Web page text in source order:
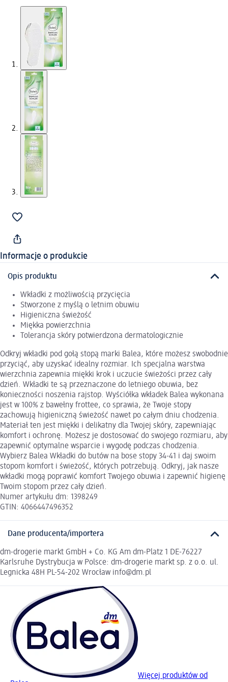
Informacje o produkcie
Opis produktu
Wkładki z możliwością przycięcia
Stworzone z myślą o letnim obuwiu
Higieniczna świeżość
Miękka powierzchnia
Tolerancja skóry potwierdzona dermatologicznie
Odkryj wkładki pod gołą stopą marki Balea, które możesz swobodnie
przyciąć, aby uzyskać idealny rozmiar. Ich specjalna warstwa
wierzchnia zapewnia miękki krok i uczucie świeżości przez cały
dzień. Wkładki te są przeznaczone do letniego obuwia, bez
konieczności noszenia rajstop. Wyściółka wkładek Balea wykonana
jest w 100% z bawełny frottee, co sprawia, że Twoje stopy
zachowują higieniczną świeżość nawet po całym dniu chodzenia.
Materiał ten jest miękki i delikatny dla Twojej skóry, zapewniając
komfort i ochronę. Możesz je dostosować do swojego rozmiaru, aby
zapewnić optymalne wsparcie i wygodę podczas chodzenia.
Wybierz Balea Wkładki do butów na bose stopy 34-41 i daj swoim
stopom komfort i świeżość, których potrzebują. Odkryj, jak nasze
wkładki mogą poprawić komfort Twojego obuwia i zapewnić higienę
Twoim stopom przez cały dzień.
Numer artykułu dm: 1398249
GTIN: 4066447496352
Dane producenta/importera
dm-drogerie markt GmbH + Co. KG Am dm-Platz 1 DE-76227
Karlsruhe Dystrybucja w Polsce: dm-drogerie markt sp. z o.o. ul.
Legnicka 48H PL-54-202 Wrocław info@dm.pl
Więcej produktów od